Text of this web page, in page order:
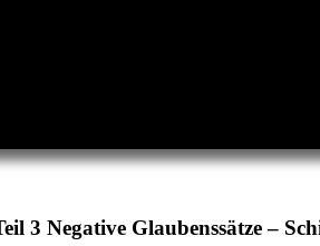
3 Negative Glaubenssätze –